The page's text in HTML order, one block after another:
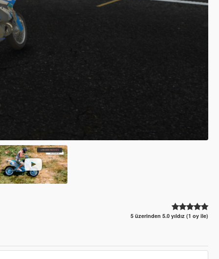
5 üzerinden 5.0 yıldız (1 oy ile)